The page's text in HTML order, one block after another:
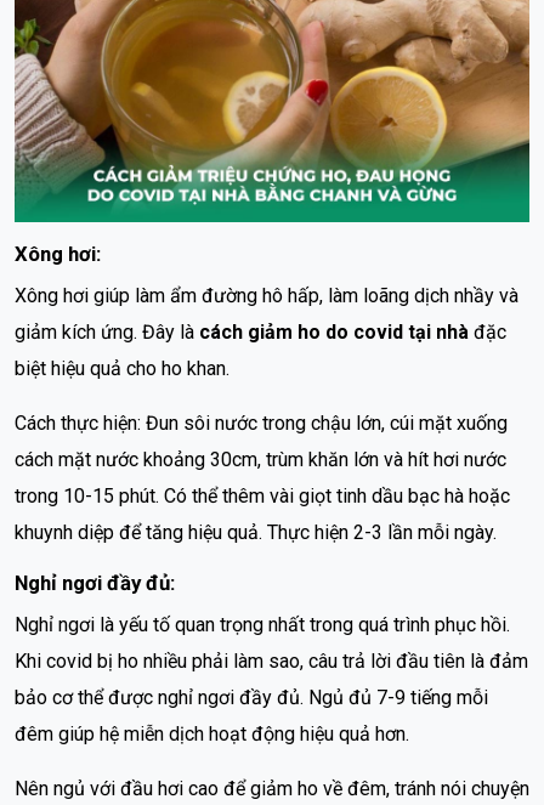
Xông hơi:
Xông hơi giúp làm ẩm đường hô hấp, làm loãng dịch nhầy và
giảm kích ứng. Đây là cách giảm ho do covid tại nhà đặc
biệt hiệu quả cho ho khan.
Cách thực hiện: Đun sôi nước trong chậu lớn, cúi mặt xuống
cách mặt nước khoảng 30cm, trùm khăn lớn và hít hơi nước
trong 10-15 phút. Có thể thêm vài giọt tinh dầu bạc hà hoặc
khuynh diệp để tăng hiệu quả. Thực hiện 2-3 lần mỗi ngày.
Nghỉ ngơi đầy đủ:
Nghỉ ngơi là yếu tố quan trọng nhất trong quá trình phục hồi.
Khi covid bị ho nhiều phải làm sao, câu trả lời đầu tiên là đảm
bảo cơ thể được nghỉ ngơi đầy đủ. Ngủ đủ 7-9 tiếng mỗi
đêm giúp hệ miễn dịch hoạt động hiệu quả hơn.
Nên ngủ với đầu hơi cao để giảm ho về đêm, tránh nói chuyện